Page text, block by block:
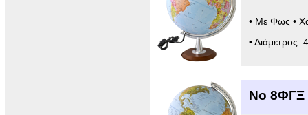
• Με Φως •
•
Νο 8ΦΓΞ